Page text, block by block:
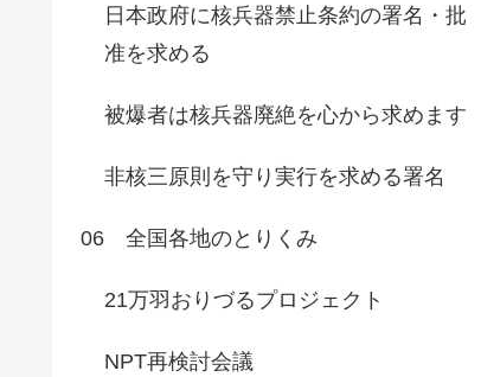
日本政府に核兵器禁止条約の署名・批
准を求める
被爆者は核兵器廃絶を心から求めます
非核三原則を守り実行を求める署名
06 全国各地のとりくみ
21万羽おりづるプロジェクト
NPT再検討会議